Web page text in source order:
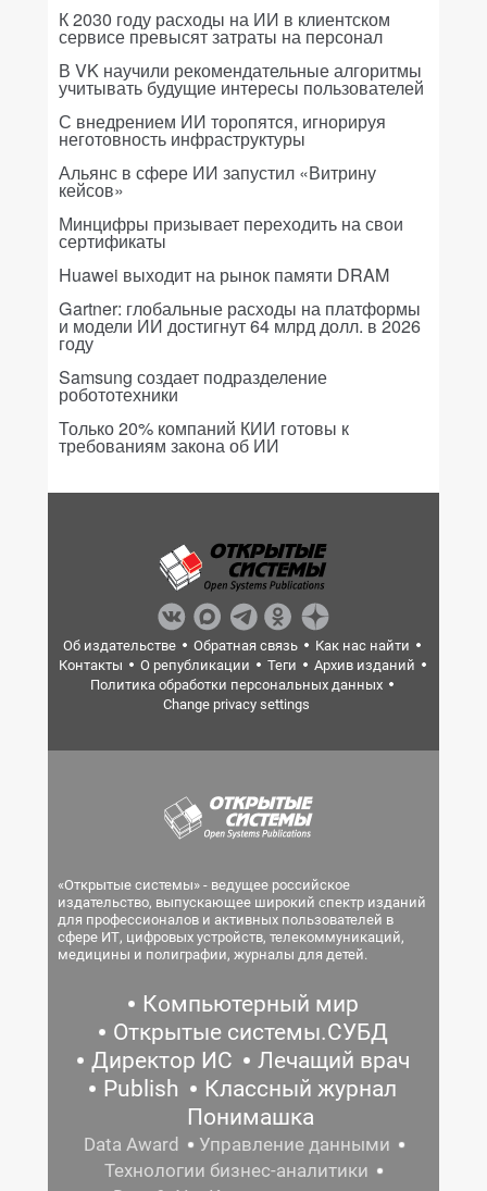
К 2030 году расходы на ИИ в клиентском
сервисе превысят затраты на персонал
В VK научили рекомендательные алгоритмы
учитывать будущие интересы пользователей
С внедрением ИИ торопятся, игнорируя
неготовность инфраструктуры
Альянс в сфере ИИ запустил «Витрину
кейсов»
Минцифры призывает переходить на свои
сертификаты
Huawei выходит на рынок памяти DRAM
Gartner: глобальные расходы на платформы
и модели ИИ достигнут 64 млрд долл. в 2026
году
Samsung создает подразделение
робототехники
Только 20% компаний КИИ готовы к
требованиям закона об ИИ
Об издательстве Обратная связь
Как нас найти
Контакты
О републикации Теги
Архив изданий
Политика обработки персональных данных
Change privacy settings
«Открытые системы» - ведущее российское
издательство, выпускающее широкий спектр изданий
для профессионалов и активных пользователей в
сфере ИТ, цифровых устройств, телекоммуникаций,
медицины и полиграфии, журналы для детей.
Компьютерный мир
Открытые системы.СУБД
Директор ИС
Лечащий врач
Publish
Классный журнал
Понимашка
Data Award
Управление данными
Технологии бизнес-аналитики